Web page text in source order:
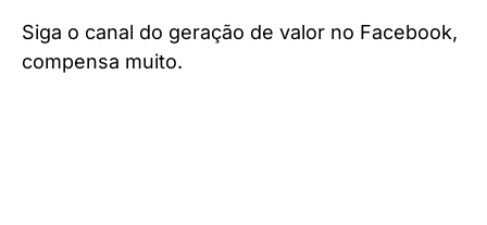
Siga o canal do geração de valor no Facebook,
compensa muito.